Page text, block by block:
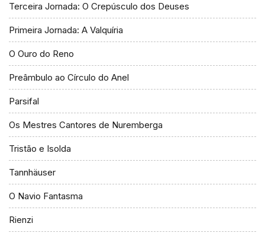
Terceira Jornada: O Crepúsculo dos Deuses
Primeira Jornada: A Valquíria
O Ouro do Reno
Preâmbulo ao Círculo do Anel
Parsifal
Os Mestres Cantores de Nuremberga
Tristão e Isolda
Tannhäuser
O Navio Fantasma
Rienzi